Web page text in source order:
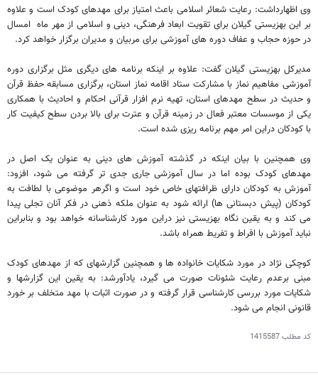
وی اظهارداشت: رعایت شعائر اسلامی باعث امتیاز برای مهدهای کودک است و علاوه
بر این بهزیستی گیلان برای تقویت ابعاد فرهنگی، دینی و اسلامی از مهر ماه امسال
در حوزه حجاب و عفاف دوره های آموزشی برای مربیان و مدیران برگزار خواهد کرد.
مدیرکل بهزیستی گیلان گفت: علاوه بر اینکه برنامه های دیگری مثل برگزاری دوره
آموزشی مفاهیم نماز با مشارکت ستاد اقامه نماز استان، برگزاری مسابقه حفظ قرآن
و حدیث در سطح مهدهای استان، تهیه نرم افزار قرآنی احکام و احادیث با همکاری
یکی از موسسات معتبر فعال در زمینه قرآن و عترت برای بالا بردن سطح کیفیت کار
با کودکان دراین امر مهم برنامه ریزی شده است.
وی همچنین با بیان اینکه در گذشته آموزش های دینی به عنوان یک اصل در
مهدهای کودک بوده اما در سال آموزشی جاری جدی تر گرفته می شود، افزود:
آموزش به کودکان دارای ظرافتهای خاص خود است و اگرهر موضوعی با لطافت به
کودکان (پیش دبستانی ها) ارائه شود به عنوان ملکه ذهنی در فکر آنان تجلی پیدا
می کند و به یقین نگاه بهزیستی نیز دراین مورد کارشناسانه خواهد بود و بنابراین
نباید آموزش با افراط و تفریط همراه باشد.
کوچکی نژاد در مورد شکایات خانواده ها و همچنین گزارشهای که از مهدهای کودک
مبنی برعدم رعایت شئونات صورت می گیرد، یادآورشد: به یقین این گزارشها و
شکایات مورد بررسی کارشناسی قرار گرفته و در صورت اثبات با مهد متخلف بر خورد
قانونی انجام می شود.
کد مطلب1415587